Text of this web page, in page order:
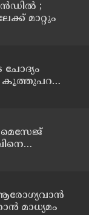
;
മാറ്റും
കൂത്തുപറമ്പ്
മെസേജ്
മാധ്യമം